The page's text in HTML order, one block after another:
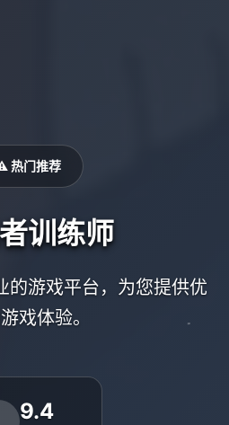
热门推荐
训练师
的游戏平台，为您提供优
戏体验。
9.4